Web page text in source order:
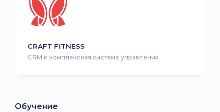
CRAFT FITNESS
CRM и комплексная система управления
Обучение